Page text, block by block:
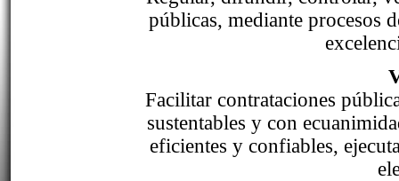
públicas, mediante procesos
Facilitar contrataciones
sustentables y con
eficientes y confiables,